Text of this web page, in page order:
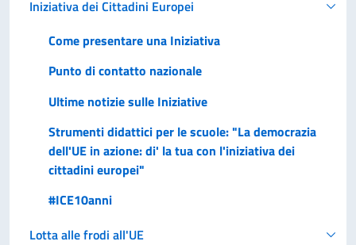
Iniziativa dei Cittadini Europei
Come presentare una Iniziativa
Punto di contatto nazionale
Ultime notizie sulle Iniziative
Strumenti didattici per le scuole: "La democrazia
dell'UE in azione: di' la tua con l'iniziativa dei
cittadini europei"
#ICE10anni
Lotta alle frodi all'UE